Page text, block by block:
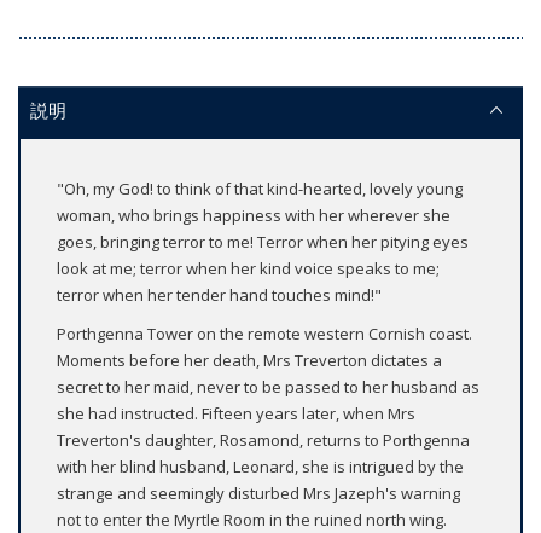
説明
"Oh, my God! to think of that kind-hearted, lovely young
woman, who brings happiness with her wherever she
goes, bringing terror to me! Terror when her pitying eyes
look at me; terror when her kind voice speaks to me;
terror when her tender hand touches mind!"
Porthgenna Tower on the remote western Cornish coast.
Moments before her death, Mrs Treverton dictates a
secret to her maid, never to be passed to her husband as
she had instructed. Fifteen years later, when Mrs
Treverton's daughter, Rosamond, returns to Porthgenna
with her blind husband, Leonard, she is intrigued by the
strange and seemingly disturbed Mrs Jazeph's warning
not to enter the Myrtle Room in the ruined north wing.